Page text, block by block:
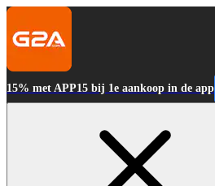
15% met APP15 bij 1e aankoop in de app